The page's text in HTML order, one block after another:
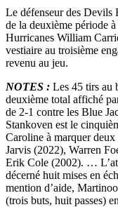
Le défenseur des Devils
de la deuxième période
Hurricanes William
vestiaire au troisième
revenu au jeu.
NOTES : Les 45 tirs au
deuxième total affiché
de 2-1 contre les Blue
Stankoven est le
Caroline à marquer
Jarvis (2022), Warren
Erik Cole (2002). …
décerné huit mises en
mention d’aide,
(trois buts, huit passes)